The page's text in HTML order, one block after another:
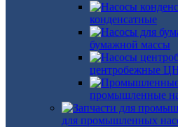
конденсатные
бумажной массы
центробежные
промышленные
для промышленных